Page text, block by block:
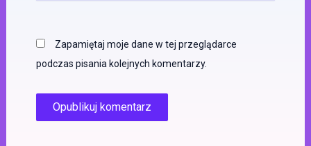
Zapamiętaj moje dane w tej przeglądarce
podczas pisania kolejnych komentarzy.